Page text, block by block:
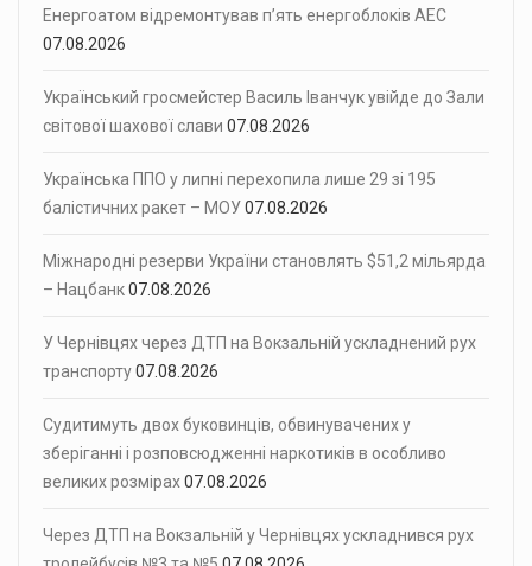
Енергоатом відремонтував п’ять енергоблоків АЕС
07.08.2026
Український гросмейстер Василь Іванчук увійде до Зали
світової шахової слави 07.08.2026
Українська ППО у липні перехопила лише 29 зі 195
балістичних ракет – МОУ07.08.2026
Міжнародні резерви України становлять $51,2 мільярда
– Нацбанк07.08.2026
У Чернівцях через ДТП на Вокзальній ускладнений рух
транспорту07.08.2026
Судитимуть двох буковинців, обвинувачених у
зберіганні і розповсюдженні наркотиків в особливо
великих розмірах07.08.2026
Через ДТП на Вокзальній у Чернівцях ускладнився рух